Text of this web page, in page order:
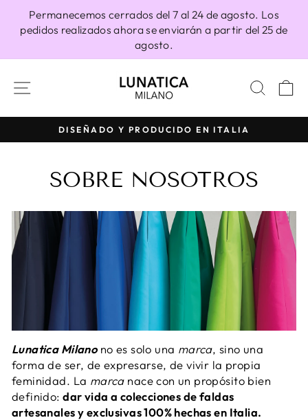
directamente
Permanecemos cerrados del 7 al 24 de agosto. Los
pedidos realizados ahora se enviarán a partir del 25 de
agosto.
NAVEGACIÓN
diapositivas
DISEÑADO Y PRODUCIDO EN ITALIA
SOBRE NOSOTROS
Lunatica Milanono es solo una marca, sino una
forma de ser, de expresarse, de vivir la propia
feminidad. La marcanace con un propósito bien
definido:dar vida a colecciones de faldas
artesanales y exclusivas 100% hechas en Italia.